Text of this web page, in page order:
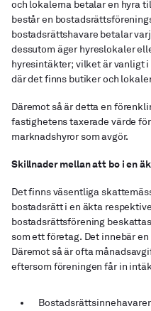
och lokalerna betalar en hyra
består en
bostadsrättshavare betalar
dessutom äger hyreslokaler
hyresintäkter; vilket är vanligt
där det finns butiker och
Däremot så är detta en
fastighetens taxerade värde
marknadshyror som avgör.
Skillnader mellan att bo i en
Det finns väsentliga
bostadsrätt i en äkta
bostadsrättsförening
som ett företag. Det innebär
Däremot så är ofta
eftersom föreningen får in